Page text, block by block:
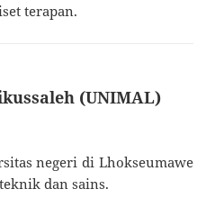
terapan.
(UNIMAL)
negeri di Lhokseumawe
dan sains.